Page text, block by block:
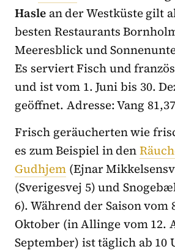
Hasle an der Westküste gilt
besten Restaurants
Meeresblick und
Es serviert Fisch und
und ist vom 1. Juni bis 30.
geöffnet. Adresse: Vang
Frisch geräucherten wie
es zum Beispiel in den
Gudhjem (Ejnar
(Sverigesvej 5) und
6). Während der Saison vom
Oktober (in Allinge vom 12.
September) ist täglich ab 10